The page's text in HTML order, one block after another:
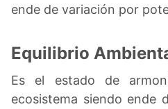
ende de variación por
Equilibrio
Es el estado de
ecosistema siendo ende